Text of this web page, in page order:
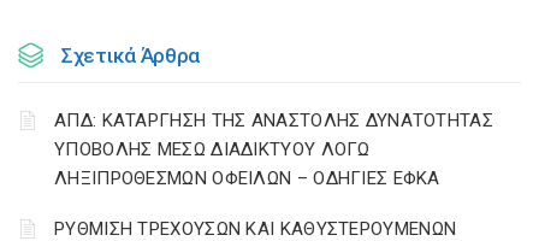
Σχετικά Άρθρα
ΑΠΔ: ΚΑΤΑΡΓΗΣΗ ΤΗΣ ΑΝΑΣΤΟΛΗΣ ΔΥΝΑΤΟΤΗΤΑΣ
ΥΠΟΒΟΛΗΣ ΜΕΣΩ ΔΙΑΔΙΚΤΥΟΥ ΛΟΓΩ
ΛΗΞΙΠΡΟΘΕΣΜΩΝ ΟΦΕΙΛΩΝ – ΟΔΗΓΙΕΣ ΕΦΚΑ
ΡΥΘΜΙΣΗ ΤΡΕΧΟΥΣΩΝ ΚΑΙ ΚΑΘΥΣΤΕΡΟΥΜΕΝΩΝ